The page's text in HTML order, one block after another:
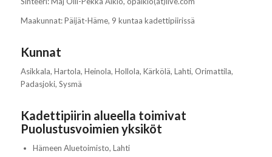
Maakunnat: Päijät-Häme, 9 kuntaa kadettipiirissä
Kunnat
Asikkala, Hartola, Heinola, Hollola, Kärkölä, Lahti, Orimattila,
Padasjoki, Sysmä
Kadettipiirin alueella toimivat
Puolustusvoimien yksiköt
Hämeen Aluetoimisto, Lahti